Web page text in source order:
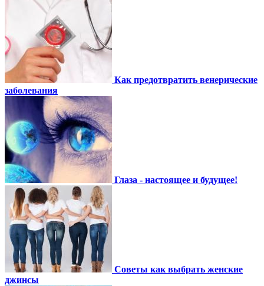
Как предотвратить венерические
заболевания
Глаза - настоящее и будущее!
Советы как выбрать женские
джинсы